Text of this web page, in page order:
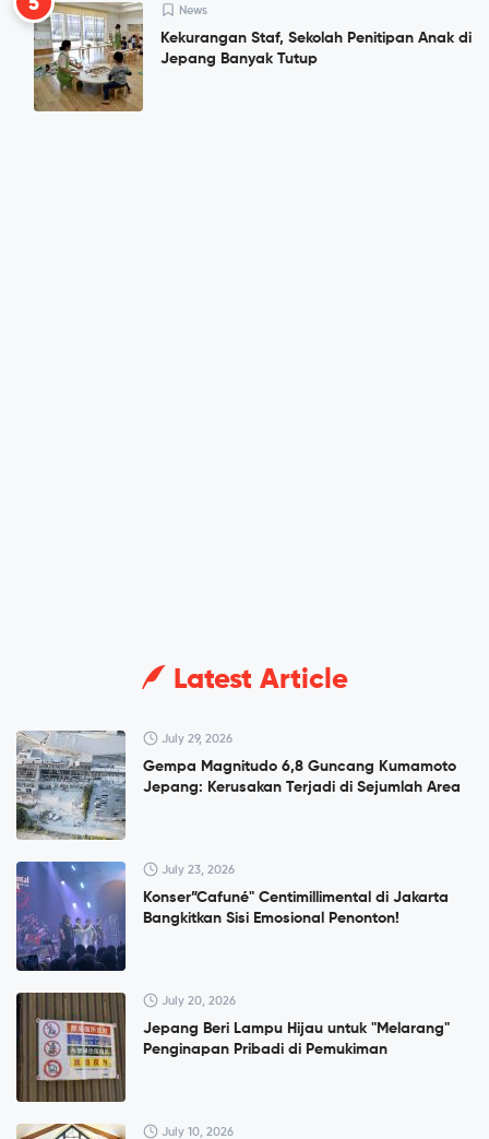
News
Kekurangan Staf, Sekolah Penitipan Anak di
Jepang Banyak Tutup
Latest Article
July 29, 2026
Gempa Magnitudo 6,8 Guncang Kumamoto
Jepang: Kerusakan Terjadi di Sejumlah Area
July 23, 2026
Konser”Cafuné" Centimillimental di Jakarta
Bangkitkan Sisi Emosional Penonton!
July 20, 2026
Jepang Beri Lampu Hijau untuk "Melarang"
Penginapan Pribadi di Pemukiman
July 10, 2026